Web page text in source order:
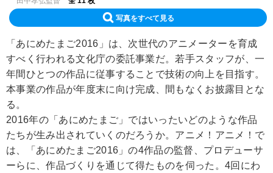
写真をすべて見る
「あにめたまご2016」は、次世代のアニメーターを育成
すべく行われる文化庁の委託事業だ。若手スタッフが、一
年間ひとつの作品に従事することで技術の向上を目指す。
本事業の作品が年度末に向け完成、間もなくお披露目とな
る。
2016年の「あにめたまご」ではいったいどのような作品
たちが生み出されていくのだろうか。アニメ！アニメ！で
は、「あにめたまご2016」の4作品の監督、プロデューサ
ーらに、作品づくりを通じて得たものを伺った。4回にわ